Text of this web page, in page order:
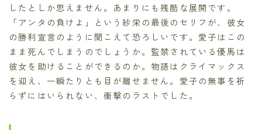
したとしか思えません。あまりにも残酷な展開です。
「アンタの負けよ」という紗栄の最後のセリフが、彼女
の勝利宣言のように聞こえて恐ろしいです。愛子はこの
まま死んでしまうのでしょうか。監禁されている優馬は
彼女を助けることができるのか。物語はクライマックス
を迎え、一瞬たりとも目が離せません。愛子の無事を祈
らずにはいられない、衝撃のラストでした。